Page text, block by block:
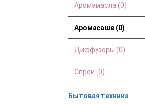
Аромамасла (0)
Аромасаше (0)
Диффузоры (0)
Спреи (0)
Бытовая техника